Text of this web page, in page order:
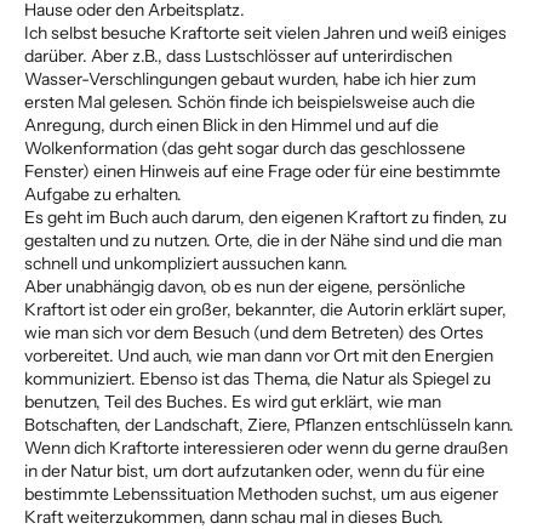
Hause oder den Arbeitsplatz.
Ich selbst besuche Kraftorte seit vielen Jahren und weiß einiges
darüber. Aber z.B., dass Lustschlösser auf unterirdischen
Wasser-Verschlingungen gebaut wurden, habe ich hier zum
ersten Mal gelesen. Schön finde ich beispielsweise auch die
Anregung, durch einen Blick in den Himmel und auf die
Wolkenformation (das geht sogar durch das geschlossene
Fenster) einen Hinweis auf eine Frage oder für eine bestimmte
Aufgabe zu erhalten.
Es geht im Buch auch darum, den eigenen Kraftort zu finden, zu
gestalten und zu nutzen. Orte, die in der Nähe sind und die man
schnell und unkompliziert aussuchen kann.
Aber unabhängig davon, ob es nun der eigene, persönliche
Kraftort ist oder ein großer, bekannter, die Autorin erklärt super,
wie man sich vor dem Besuch (und dem Betreten) des Ortes
vorbereitet. Und auch, wie man dann vor Ort mit den Energien
kommuniziert. Ebenso ist das Thema, die Natur als Spiegel zu
benutzen, Teil des Buches. Es wird gut erklärt, wie man
Botschaften, der Landschaft, Ziere, Pflanzen entschlüsseln kann.
Wenn dich Kraftorte interessieren oder wenn du gerne draußen
in der Natur bist, um dort aufzutanken oder, wenn du für eine
bestimmte Lebenssituation Methoden suchst, um aus eigener
Kraft weiterzukommen, dann schau mal in dieses Buch.